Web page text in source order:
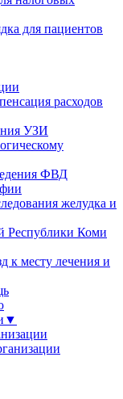
для пациентов
расходов
УЗИ
ФВД
желудка и
Республики Коми
к месту лечения и